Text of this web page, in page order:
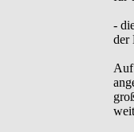
-
der
Auf